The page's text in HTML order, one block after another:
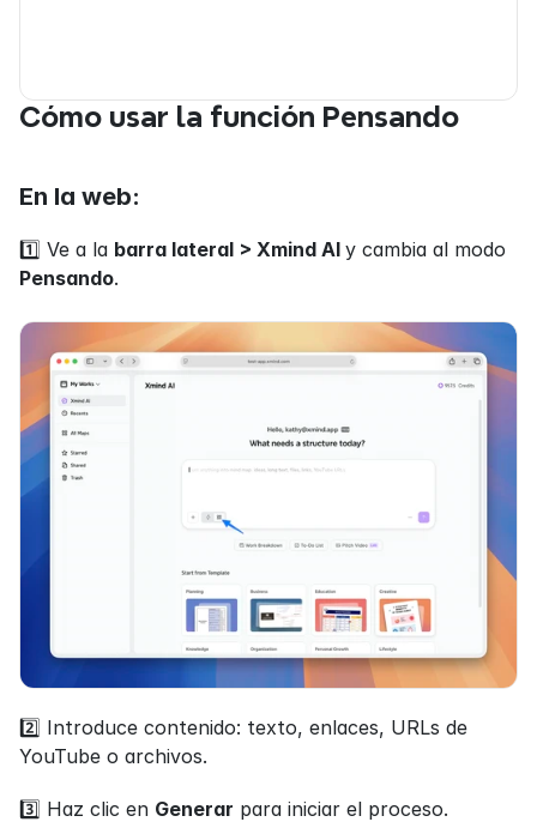
Cómo usar la función Pensando
En la web:
1️⃣ Ve a la barra lateral > Xmind AI
Pensando.
2️⃣ Introduce contenido: texto, enlaces, URLs de
YouTube o archivos.
3️⃣ Haz clic en Generar para iniciar el proceso.